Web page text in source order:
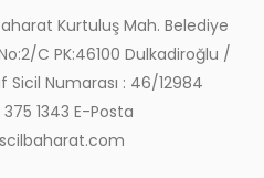
Kurtuluş Mah. Belediye
C PK:46100 Dulkadiroğlu /
Numarası : 46/12984
1343 E-Posta